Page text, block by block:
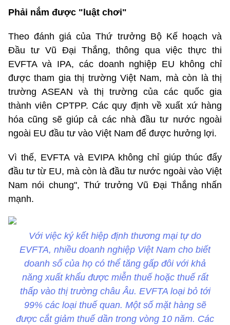
Phải nắm được "luật chơi"
Theo đánh giá của Thứ trưởng Bộ Kế hoạch và
Đầu tư Vũ Đại Thắng, thông qua việc thực thi
EVFTA và IPA, các doanh nghiệp EU không chỉ
được tham gia thị trường Việt Nam, mà còn là thị
trường ASEAN và thị trường của các quốc gia
thành viên CPTPP. Các quy định về xuất xứ hàng
hóa cũng sẽ giúp cả các nhà đầu tư nước ngoài
ngoài EU đầu tư vào Việt Nam để được hưởng lợi.
Vì thế, EVFTA và EVIPA không chỉ giúp thúc đẩy
đầu tư từ EU, mà còn là đầu tư nước ngoài vào Việt
Nam nói chung", Thứ trưởng Vũ Đại Thắng nhấn
mạnh.
Với việc ký kết hiệp định thương mại tự do
EVFTA, nhiều doanh nghiệp Việt Nam cho biết
doanh số của họ có thể tăng gấp đôi với khả
năng xuất khẩu được miễn thuế hoặc thuế rất
thấp vào thị trường châu Âu. EVFTA loại bỏ tới
99% các loại thuế quan. Một số mặt hàng sẽ
được cắt giảm thuế dần trong vòng 10 năm. Các